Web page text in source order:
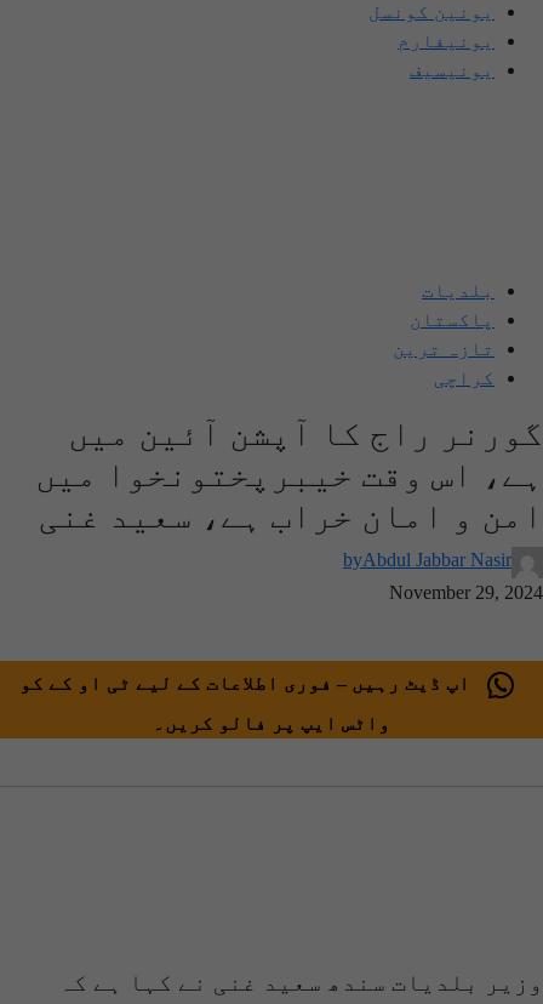
یونین کونسل
یونیفارم
یونیسیف
بلدیات
پاکستان
تازہ ترین
کراچی
گورنر راج کا آپشن آئین میں
ہے، اس وقت خیبرپختونخوا میں
امن و امان خراب ہے، سعید غنی
byAbdul Jabbar Nasir
November 29, 2024
اپ ڈیٹ رہیں – فوری اطلاعات کے لیے ٹی او کے کو
واٹس ایپ پر فالو کریں۔
وزیر بلدیات سندھ سعید غنی نے کہا ہے کہ